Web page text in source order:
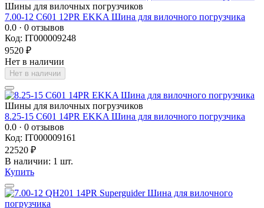
Шины для вилочных погрузчиков
7.00-12 C601 12PR EKKA Шина для вилочного погрузчика
0.0 · 0 отзывов
Код: IT000009248
9520 ₽
Нет в наличии
Нет в наличии
Шины для вилочных погрузчиков
8.25-15 C601 14PR EKKA Шина для вилочного погрузчика
0.0 · 0 отзывов
Код: IT000009161
22520 ₽
В наличии: 1 шт.
Купить